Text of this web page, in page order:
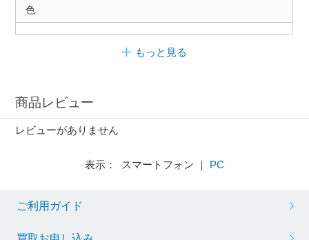
色
もっと見る
商品レビュー
レビューがありません
表示： スマートフォン ｜ PC
ご利用ガイド